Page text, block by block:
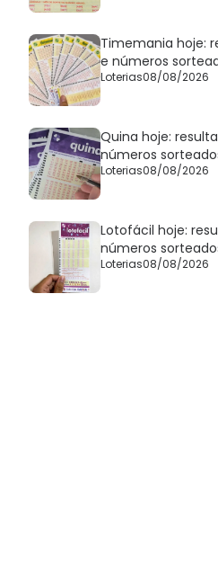
Timemania hoje:
e números
Loterias08/08/2026
Quina hoje:
números
Loterias08/08/2026
Lotofácil hoje:
números
Loterias08/08/2026